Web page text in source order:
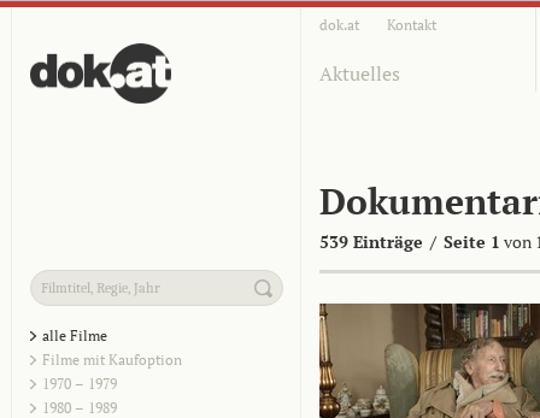
dok.at Kontakt
Aktuelles
539 Einträge / Seite 1 von
alle Filme
Filme mit Kaufoption
1970 – 1979
1980 – 1989